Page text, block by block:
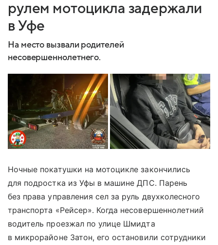
рулем мотоцикла задержали
в Уфе
На место вызвали родителей
несовершеннолетнего.
Ночные покатушки на мотоцикле закончились
для подростка из Уфы в машине ДПС. Парень
без права управления сел за руль двухколесного
транспорта «Рейсер». Когда несовершеннолетний
водитель проезжал по улице Шмидта
в микрорайоне Затон, его остановили сотрудники